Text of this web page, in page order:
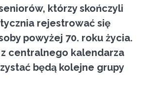
którzy skończyli
rejestrować się
powyżej 70. roku życia.
centralnego kalendarza
będą kolejne grupy